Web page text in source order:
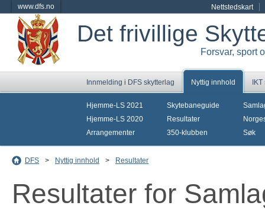
www.dfs.no Nettstedskart
Det frivillige
Forsvar, sport
Innmelding i DFS skytterlag Nyttig innhold
Hjemme-LS 2021
Hjemme-LS 2020
Arrangementer
Skytebaneguide
Resultater
350-klubben
Søk
DFS > Nyttig innhold > Resultater
Resultater for